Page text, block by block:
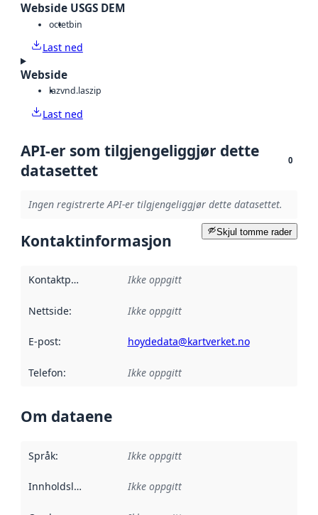
Webside USGS DEM
octetbin
Last ned
Webside
lazvnd.laszip
Last ned
API-er som tilgjengeliggjør dette
datasettet
0
Ingen registrerte API-er tilgjengeliggjør dette datasettet.
Skjul tomme rader
Kontaktinformasjon
Kontaktpunkt Ikke oppgitt
Nettside: Ikke oppgitt
E-post: hoydedata@kartverket.no
Telefon: Ikke oppgitt
Om dataene
Språk: Ikke oppgitt
Innholdsleverandører :
Ikke oppgitt